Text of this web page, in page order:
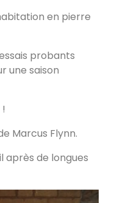
en pierre
probants
une saison
Marcus Flynn.
après de longues